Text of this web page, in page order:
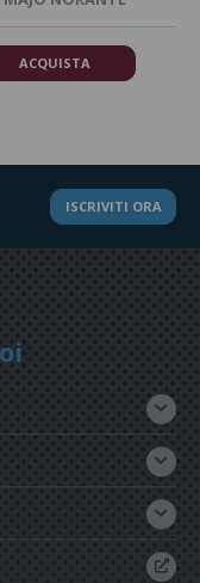
ACQUISTA
ISCRIVITI ORA